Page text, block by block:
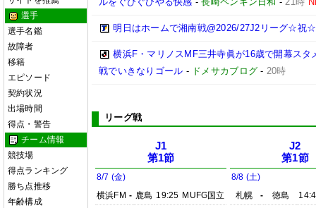
選手
選手名鑑
故障者
移籍
エピソード
契約状況
出場時間
得点・警告
チーム情報
競技場
得点ランキング
勝ち点推移
年齢構成
明日はホームで湘南戦@2026/27J2リーグ☆
横浜F・マリノスMF三井寺眞が16歳で開幕ス
戦でいきなりゴール - ドメサカブログ - 20時
リーグ戦
J1
第1節
8/7 (金)
横浜FM - 鹿島 19:25 MUFG国立
J2
第1節
8/8 (土)
札幌
- 徳島